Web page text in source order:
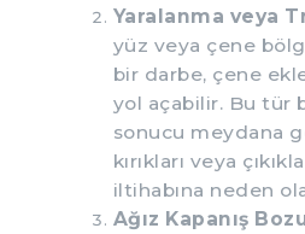
Yaralanma veya
yüz veya çene
bir darbe, çene
yol açabilir. Bu tür
sonucu meydana
kırıkları veya
iltihabına neden
Ağız Kapanış